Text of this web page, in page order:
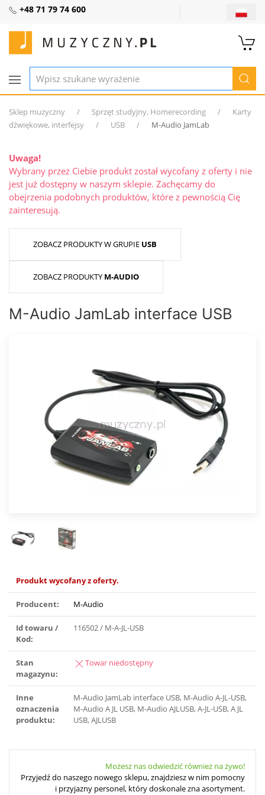
+48 71 79 74 600
Sklep muzyczny Sprzęt studyjny, Homerecording
Karty
dźwiękowe, interfejsy
USB M-Audio JamLab
Uwaga!
Wybrany przez Ciebie produkt został wycofany z oferty i nie
jest już dostępny w naszym sklepie. Zachęcamy do
obejrzenia podobnych produktów, które z pewnością Cię
zainteresują.
ZOBACZ PRODUKTY W GRUPIE USB
ZOBACZ PRODUKTY M-AUDIO
M-Audio JamLab interface USB
Produkt wycofany z oferty.
Producent: M-Audio
Id towaru /
Kod:
116502 / M-A-JL-USB
Stan
magazynu:
Towar niedostępny
Inne
oznaczenia
produktu:
M-Audio JamLab interface USB, M-Audio A-JL-USB,
M-Audio A JL USB, M-Audio AJLUSB, A-JL-USB, A JL
USB, AJLUSB
Możesz nas odwiedzić również na żywo!
Przyjedź do naszego nowego sklepu, znajdziesz w nim pomocny
i przyjazny personel, który doskonale zna asortyment.